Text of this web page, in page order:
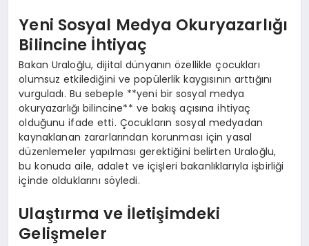
Yeni Sosyal Medya Okuryazarlığı
Bilincine İhtiyaç
Bakan Uraloğlu, dijital dünyanın özellikle çocukları
olumsuz etkilediğini ve popülerlik kaygısının arttığını
vurguladı. Bu sebeple **yeni bir sosyal medya
okuryazarlığı bilincine** ve bakış açısına ihtiyaç
olduğunu ifade etti. Çocukların sosyal medyadan
kaynaklanan zararlarından korunması için yasal
düzenlemeler yapılması gerektiğini belirten Uraloğlu,
bu konuda aile, adalet ve içişleri bakanlıklarıyla işbirliği
içinde olduklarını söyledi.
Ulaştırma ve İletişimdeki
Gelişmeler